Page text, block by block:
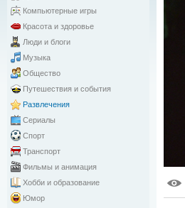
Компьютерные игры
Красота и здоровье
Люди и блоги
Музыка
Общество
Путешествия и события
Развлечения
Сериалы
Спорт
Транспорт
Фильмы и анимация
Хобби и образование
Юмор